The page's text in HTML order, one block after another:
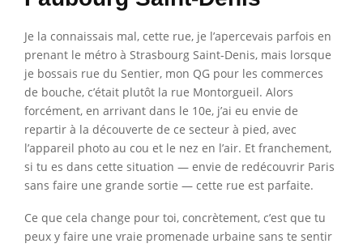
Je la connaissais mal, cette rue, je l’apercevais parfois en
prenant le métro à Strasbourg Saint-Denis, mais lorsque
je bossais rue du Sentier, mon QG pour les commerces
de bouche, c’était plutôt la rue Montorgueil. Alors
forcément, en arrivant dans le 10e, j’ai eu envie de
repartir à la découverte de ce secteur à pied, avec
l’appareil photo au cou et le nez en l’air. Et franchement,
si tu es dans cette situation — envie de redécouvrir Paris
sans faire une grande sortie — cette rue est parfaite.
Ce que cela change pour toi, concrètement, c’est que tu
peux y faire une vraie promenade urbaine sans te sentir